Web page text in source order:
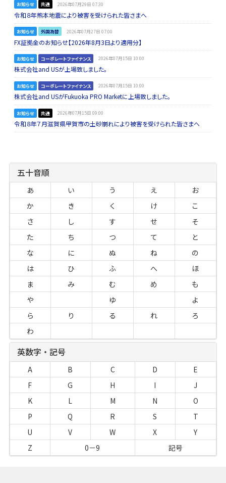
お知らせ 共通 2026年07月29日 07:30
令和８年熊本地震により被害を受けられた皆さまへ
お知らせ 外国為替 2026年07月27日 07:00
FX証拠金のお知らせ【2026年8月3日より適用分】
お知らせ コーポレートファイナンス 2026年07月15日 10:00
株式会社and USが上場致しました。
お知らせ コーポレートファイナンス 2026年07月15日 10:00
株式会社and USがFukuoka PRO Marketに上場致しました。
お知らせ 共通 2026年07月15日 09:00
令和８年７月滋賀県甲賀市の土砂崩れにより被害を受けられた皆さまへ
五十音順
あ い う え
お
か
き く け
こ
さ
し す せ
そ
た
ち つ て
と
な
に ぬ ね
の
は
ひ ふ へ
ほ
ま
み む め
も
や
ゆ
よ
ら
り る れ
ろ
わ
英数字・記号
A B C D
E
F
G H I
J
K
L M N
O
P
Q R S
T
U
V W X
Y
Z
0－9 記号